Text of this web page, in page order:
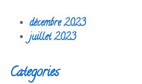
décembre 2023
juillet 2023
Categories